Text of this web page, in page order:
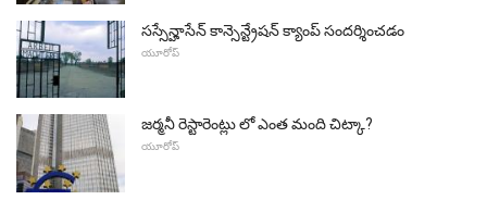
సస్సేన్హాసేన్ కాన్సెన్ట్రేషన్ క్యాంప్ సందర్శించడం
యూరోప్
జర్మనీ రెస్టారెంట్లు లో ఎంత మంది చిట్కా?
యూరోప్